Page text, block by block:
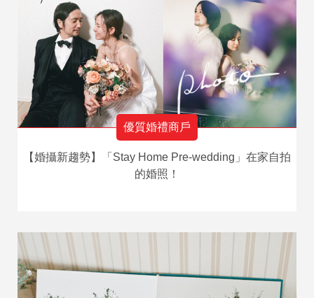
優質婚禮商戶
【婚攝新趨勢】「Stay Home Pre-wedding」在家自拍
的婚照！